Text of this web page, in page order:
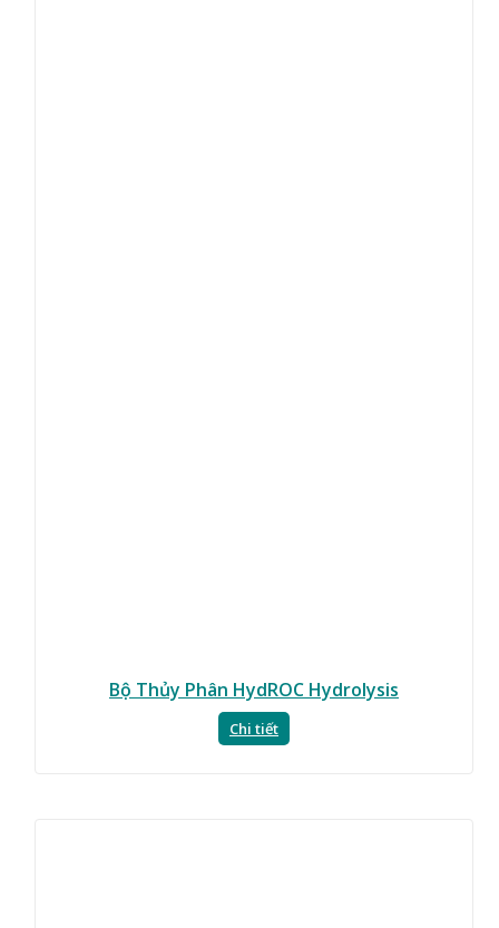
Bộ Thủy Phân HydROC Hydrolysis
Chi tiết